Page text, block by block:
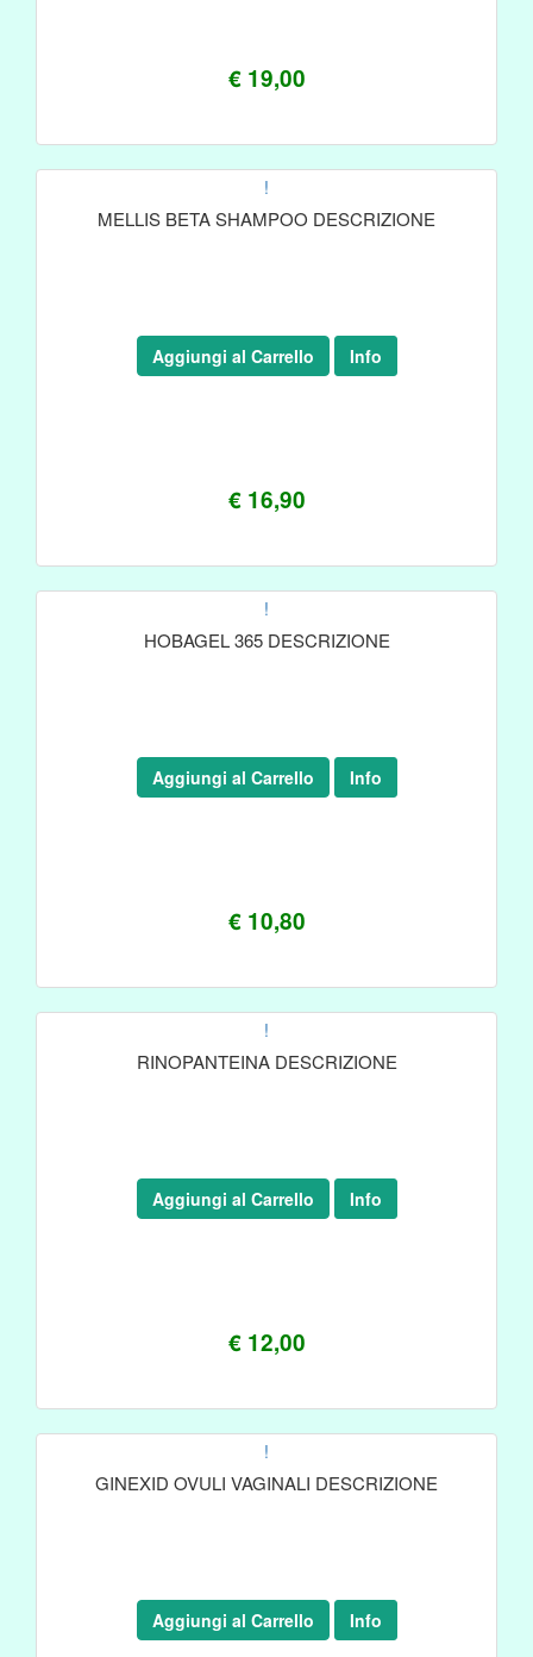
€ 19,00
!
MELLIS BETA SHAMPOO DESCRIZIONE
€ 16,90
Aggiungi al Carrello Info
!
HOBAGEL 365 DESCRIZIONE
€ 10,80
Aggiungi al Carrello Info
!
RINOPANTEINA DESCRIZIONE
€ 12,00
Aggiungi al Carrello Info
!
GINEXID OVULI VAGINALI DESCRIZIONE
Aggiungi al Carrello Info